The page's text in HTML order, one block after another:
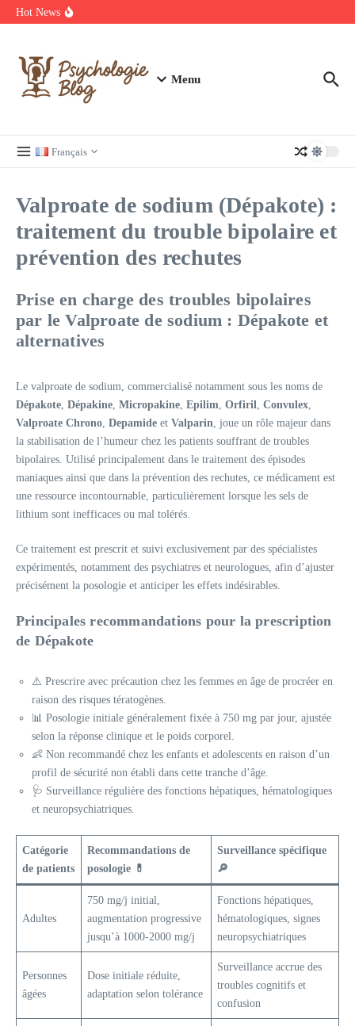
Aller au contenu
Hot News
Regardez Films et Séries en Streaming sur Wiflix
Menu
Français
Valproate de sodium (Dépakote) :
traitement du trouble bipolaire et
prévention des rechutes
Prise en charge des troubles bipolaires
par le Valproate de sodium : Dépakote et
alternatives
Le valproate de sodium, commercialisé notamment sous les noms de
Dépakote, Dépakine, Micropakine, Epilim, Orfiril, Convulex,
Valproate Chrono, Depamide et Valparin, joue un rôle majeur dans
la stabilisation de l’humeur chez les patients souffrant de troubles
bipolaires. Utilisé principalement dans le traitement des épisodes
maniaques ainsi que dans la prévention des rechutes, ce médicament est
une ressource incontournable, particulièrement lorsque les sels de
lithium sont inefficaces ou mal tolérés.
Ce traitement est prescrit et suivi exclusivement par des spécialistes
expérimentés, notamment des psychiatres et neurologues, afin d’ajuster
précisément la posologie et anticiper les effets indésirables.
Principales recommandations pour la prescription
de Dépakote
⚠️ Prescrire avec précaution chez les femmes en âge de procréer en
raison des risques tératogènes.
📊 Posologie initiale généralement fixée à 750 mg par jour, ajustée
selon la réponse clinique et le poids corporel.
👶 Non recommandé chez les enfants et adolescents en raison d’un
profil de sécurité non établi dans cette tranche d’âge.
🩺 Surveillance régulière des fonctions hépatiques, hématologiques
et neuropsychiatriques.
Catégorie
de patients
Recommandations de
posologie 💊
Surveillance spécifique
🔎
Adultes
750 mg/j initial,
augmentation progressive
jusqu’à 1000-2000 mg/j
Fonctions hépatiques,
hématologiques, signes
neuropsychiatriques
Personnes
âgées
Dose initiale réduite,
adaptation selon tolérance
Surveillance accrue des
troubles cognitifs et
confusion